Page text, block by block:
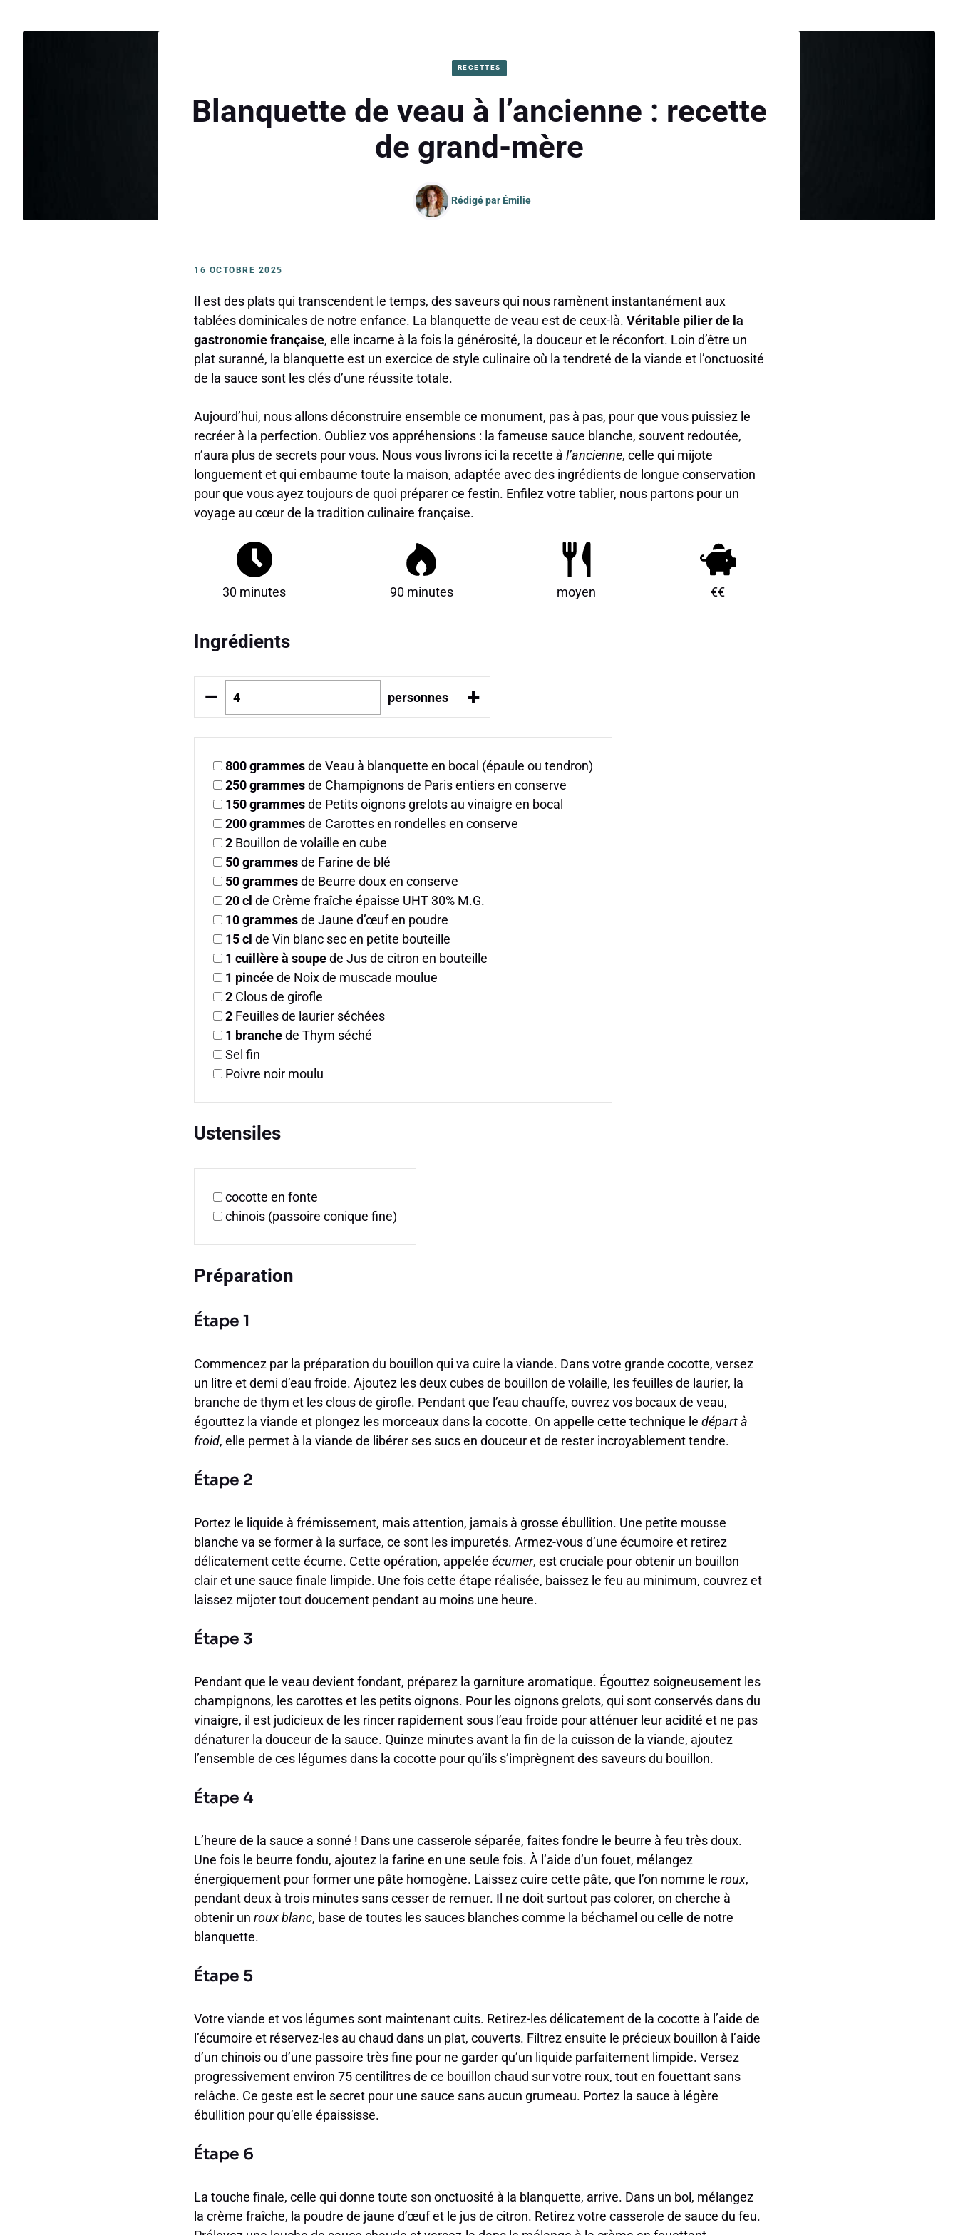
RECETTES
Blanquette de veau à l’ancienne : recette
de grand-mère
Rédigé par Émilie
16 OCTOBRE 2025
Il est des plats qui transcendent le temps, des saveurs qui nous ramènent instantanément aux
tablées dominicales de notre enfance. La blanquette de veau est de ceux-là. Véritable pilier de la
gastronomie française, elle incarne à la fois la générosité, la douceur et le réconfort. Loin d’être un
plat suranné, la blanquette est un exercice de style culinaire où la tendreté de la viande et l’onctuosité
de la sauce sont les clés d’une réussite totale.
Aujourd’hui, nous allons déconstruire ensemble ce monument, pas à pas, pour que vous puissiez le
recréer à la perfection. Oubliez vos appréhensions : la fameuse sauce blanche, souvent redoutée,
n’aura plus de secrets pour vous. Nous vous livrons ici la recette à l’ancienne, celle qui mijote
longuement et qui embaume toute la maison, adaptée avec des ingrédients de longue conservation
pour que vous ayez toujours de quoi préparer ce festin. Enfilez votre tablier, nous partons pour un
voyage au cœur de la tradition culinaire française.
30 minutes 90 minutes moyen €€
Ingrédients
– personnes +
800grammesde Veau à blanquette en bocal (épaule ou tendron)
250grammesde Champignons de Paris entiers en conserve
150grammesde Petits oignons grelots au vinaigre en bocal
200grammesde Carottes en rondelles en conserve
2 Bouillon de volaille en cube
50grammesde Farine de blé
50grammesde Beurre doux en conserve
20cl de Crème fraîche épaisse UHT 30% M.G.
10grammesde Jaune d’œuf en poudre
15cl de Vin blanc sec en petite bouteille
1 cuillère à soupede Jus de citron en bouteille
1 pincéede Noix de muscade moulue
2 Clous de girofle
2 Feuilles de laurier séchées
1 branchede Thym séché
Sel fin
Poivre noir moulu
Ustensiles
cocotte en fonte
chinois (passoire conique fine)
Préparation
Étape 1
Commencez par la préparation du bouillon qui va cuire la viande. Dans votre grande cocotte, versez
un litre et demi d’eau froide. Ajoutez les deux cubes de bouillon de volaille, les feuilles de laurier, la
branche de thym et les clous de girofle. Pendant que l’eau chauffe, ouvrez vos bocaux de veau,
égouttez la viande et plongez les morceaux dans la cocotte. On appelle cette technique le départ à
froid, elle permet à la viande de libérer ses sucs en douceur et de rester incroyablement tendre.
Étape 2
Portez le liquide à frémissement, mais attention, jamais à grosse ébullition. Une petite mousse
blanche va se former à la surface, ce sont les impuretés. Armez-vous d’une écumoire et retirez
délicatement cette écume. Cette opération, appelée écumer, est cruciale pour obtenir un bouillon
clair et une sauce finale limpide. Une fois cette étape réalisée, baissez le feu au minimum, couvrez et
laissez mijoter tout doucement pendant au moins une heure.
Étape 3
Pendant que le veau devient fondant, préparez la garniture aromatique. Égouttez soigneusement les
champignons, les carottes et les petits oignons. Pour les oignons grelots, qui sont conservés dans du
vinaigre, il est judicieux de les rincer rapidement sous l’eau froide pour atténuer leur acidité et ne pas
dénaturer la douceur de la sauce. Quinze minutes avant la fin de la cuisson de la viande, ajoutez
l’ensemble de ces légumes dans la cocotte pour qu’ils s’imprègnent des saveurs du bouillon.
Étape 4
L’heure de la sauce a sonné ! Dans une casserole séparée, faites fondre le beurre à feu très doux.
Une fois le beurre fondu, ajoutez la farine en une seule fois. À l’aide d’un fouet, mélangez
énergiquement pour former une pâte homogène. Laissez cuire cette pâte, que l’on nomme le roux,
pendant deux à trois minutes sans cesser de remuer. Il ne doit surtout pas colorer, on cherche à
obtenir un roux blanc, base de toutes les sauces blanches comme la béchamel ou celle de notre
blanquette.
Étape 5
Votre viande et vos légumes sont maintenant cuits. Retirez-les délicatement de la cocotte à l’aide de
l’écumoire et réservez-les au chaud dans un plat, couverts. Filtrez ensuite le précieux bouillon à l’aide
d’un chinois ou d’une passoire très fine pour ne garder qu’un liquide parfaitement limpide. Versez
progressivement environ 75 centilitres de ce bouillon chaud sur votre roux, tout en fouettant sans
relâche. Ce geste est le secret pour une sauce sans aucun grumeau. Portez la sauce à légère
ébullition pour qu’elle épaississe.
Étape 6
La touche finale, celle qui donne toute son onctuosité à la blanquette, arrive. Dans un bol, mélangez
la crème fraîche, la poudre de jaune d’œuf et le jus de citron. Retirez votre casserole de sauce du feu.